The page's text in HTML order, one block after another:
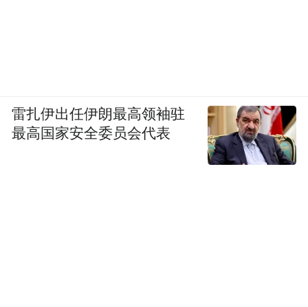
雷扎伊出任伊朗最高领袖驻
最高国家安全委员会代表